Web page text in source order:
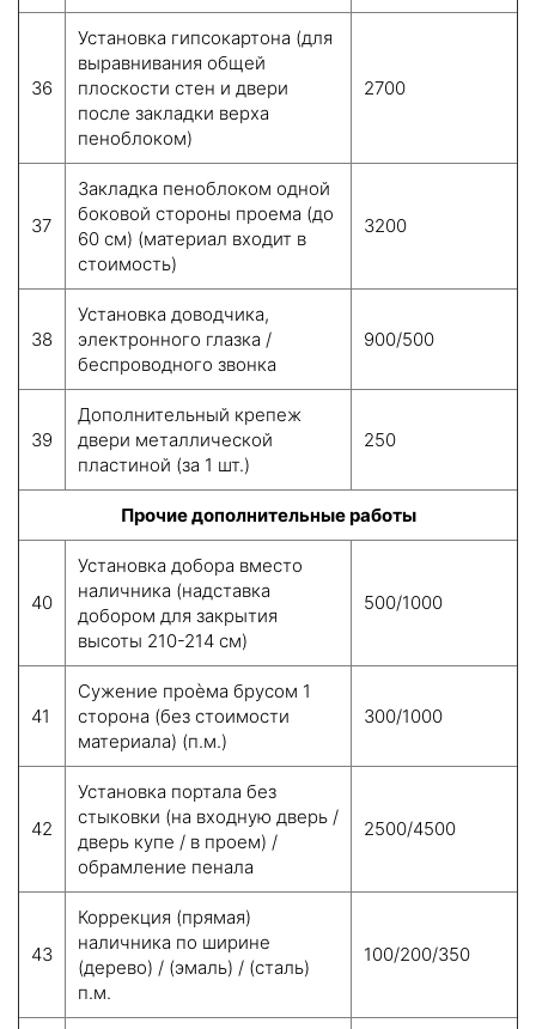
36
Установка гипсокартона (для
выравнивания общей
плоскости стен и двери
после закладки верха
пеноблоком)
2700
37
Закладка пеноблоком одной
боковой стороны проема (до
60 см) (материал входит в
стоимость)
3200
38
Установка доводчика,
электронного глазка /
беспроводного звонка
900/500
39
Дополнительный крепеж
двери металлической
пластиной (за 1 шт.)
250
Прочие дополнительные работы
40
Установка добора вместо
наличника (надставка
добором для закрытия
высоты 210-214 см)
500/1000
41
Сужение проѐма брусом 1
сторона (без стоимости
материала) (п.м.)
300/1000
42
Установка портала без
стыковки (на входную дверь /
дверь купе / в проем) /
обрамление пенала
2500/4500
43
Коррекция (прямая)
наличника по ширине
(дерево) / (эмаль) / (сталь)
п.м.
100/200/350